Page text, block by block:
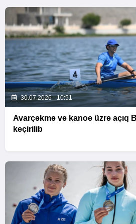
30.07.2026 - 10:51
Avarçəkmə və kanoe üzrə açıq
keçirilib